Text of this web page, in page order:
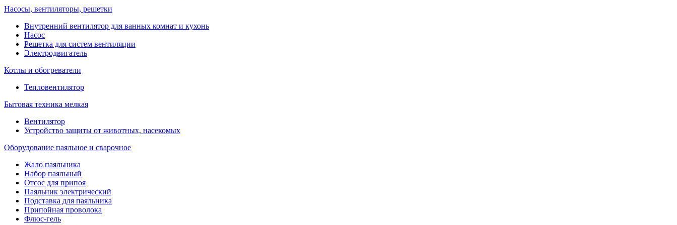
Насосы, вентиляторы, решетки
Внутренний вентилятор для ванных комнат и кухонь
Насос
Решетка для систем вентиляции
Электродвигатель
Котлы и обогреватели
Тепловентилятор
Бытовая техника мелкая
Вентилятор
Устройство защиты от животных, насекомых
Оборудование паяльное и сварочное
Жало паяльника
Набор паяльный
Отсос для припоя
Паяльник электрический
Подставка для паяльника
Припойная проволока
Флюс-гель